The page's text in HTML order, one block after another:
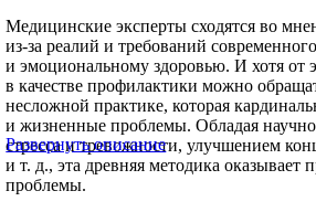
Медицинские эксперты сходятся во
из-за реалий и требований
и эмоциональному здоровью. И хотя от
в качестве профилактики можно
несложной практике, которая
и жизненные проблемы. Обладая
стресса и тревожности, улучшением
и т. д., эта древняя методика
проблемы.
Развернуть описание